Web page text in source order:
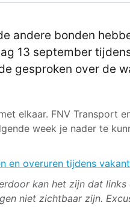
andere bonden
13 september
gesproken over de
elkaar. FNV Transport
week je nader te
en overuren tijdens
kan het zijn dat links
niet zichtbaar zijn.